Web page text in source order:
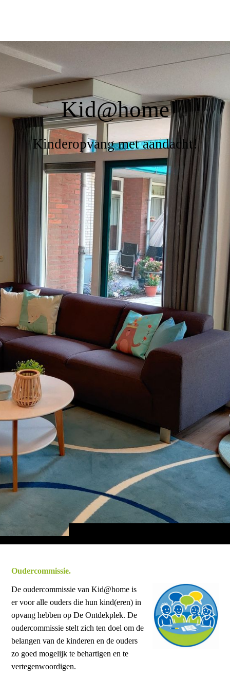
Kid@home
Kinderopvang met aandacht!
Oudercommissie.
De oudercommissie van Kid@home is
er voor alle ouders die hun kind(eren) in
opvang hebben op De Ontdekplek. De
oudercommissie stelt zich ten doel om de
belangen van de kinderen en de ouders
zo goed mogelijk te behartigen en te
vertegenwoordigen.